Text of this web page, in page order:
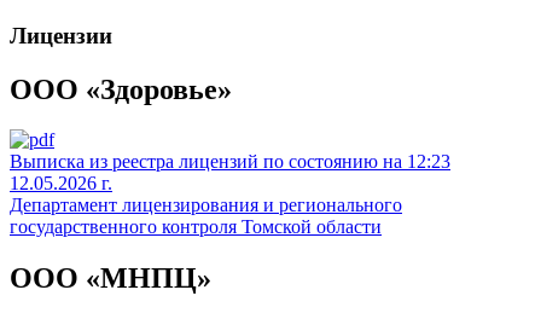
Лицензии
ООО «Здоровье»
Выписка из реестра лицензий по состоянию на 12:23
12.05.2026 г.
Департамент лицензирования и регионального
государственного контроля Томской области
ООО «МНПЦ»